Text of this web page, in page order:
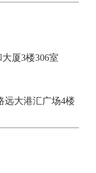
厦3楼306室
远大港汇广场4楼